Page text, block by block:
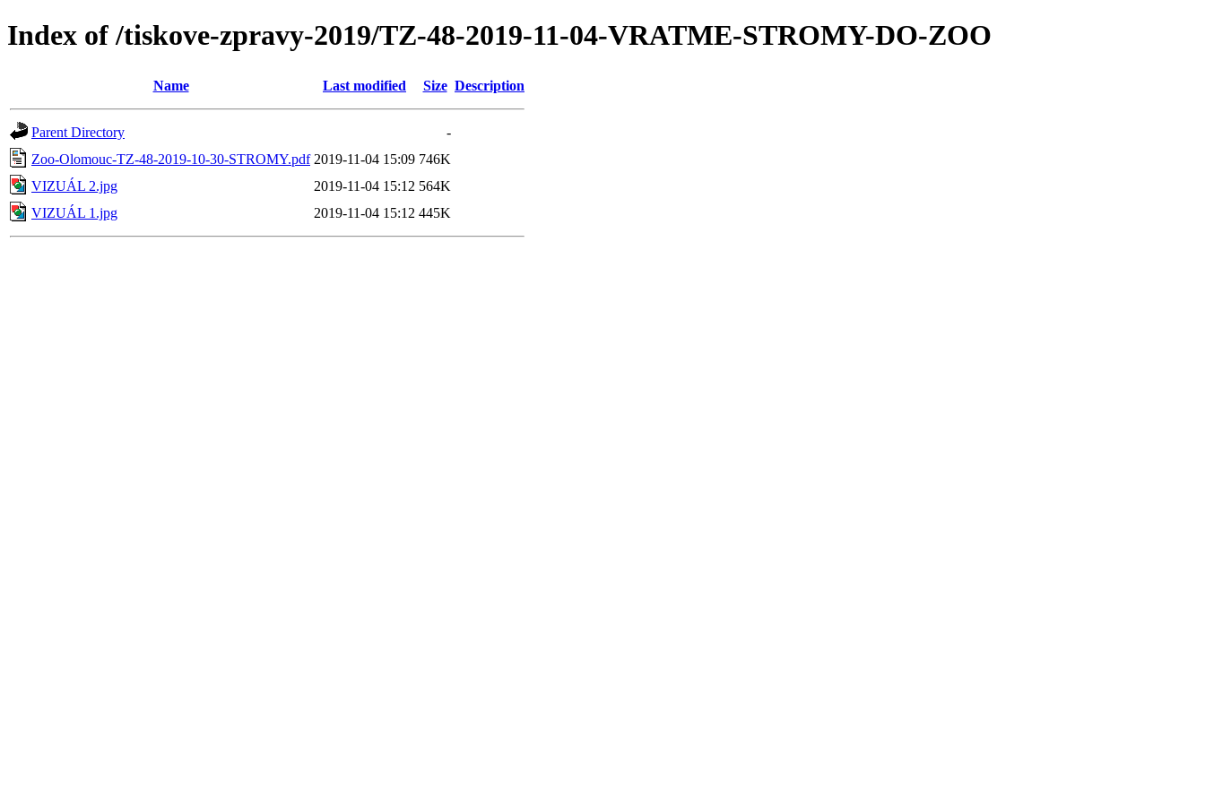
Index of /tiskove-zpravy-2019/TZ-48-2019-11-04-VRATME-STROMY-DO-ZOO
Name Last modified Size Description
Parent Directory
-
Zoo-Olomouc-TZ-48-2019-10-30-STROMY.pdf 2019-11-04 15:09 746K
VIZUÁL 2.jpg
2019-11-04 15:12 564K
VIZUÁL 1.jpg
2019-11-04 15:12 445K